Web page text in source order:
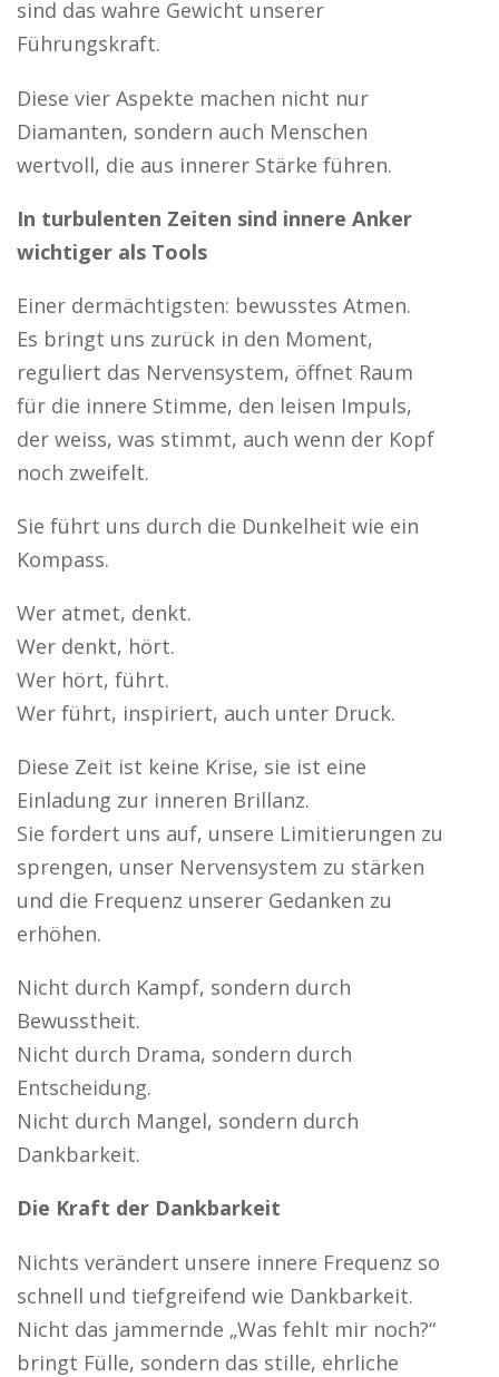
sind das wahre Gewicht unserer
Führungskraft.
Diese vier Aspekte machen nicht nur
Diamanten, sondern auch Menschen
wertvoll, die aus innerer Stärke führen.
In turbulenten Zeiten sind innere Anker
wichtiger als Tools
Einer dermächtigsten: bewusstes Atmen.
Es bringt uns zurück in den Moment,
reguliert das Nervensystem, öffnet Raum
für die innere Stimme, den leisen Impuls,
der weiss, was stimmt, auch wenn der Kopf
noch zweifelt.
Sie führt uns durch die Dunkelheit wie ein
Kompass.
Wer atmet, denkt.
Wer denkt, hört.
Wer hört, führt.
Wer führt, inspiriert, auch unter Druck.
Diese Zeit ist keine Krise, sie ist eine
Einladung zur inneren Brillanz.
Sie fordert uns auf, unsere Limitierungen zu
sprengen, unser Nervensystem zu stärken
und die Frequenz unserer Gedanken zu
erhöhen.
Nicht durch Kampf, sondern durch
Bewusstheit.
Nicht durch Drama, sondern durch
Entscheidung.
Nicht durch Mangel, sondern durch
Dankbarkeit.
Die Kraft der Dankbarkeit
Nichts verändert unsere innere Frequenz so
schnell und tiefgreifend wie Dankbarkeit.
Nicht das jammernde „Was fehlt mir noch?“
bringt Fülle, sondern das stille, ehrliche